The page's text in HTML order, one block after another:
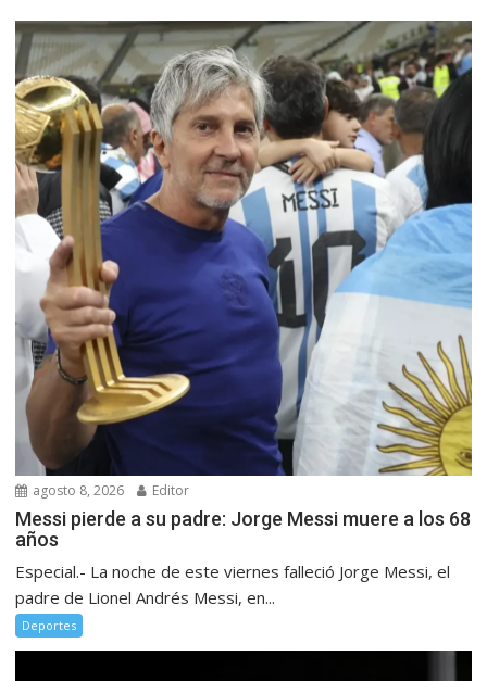
agosto 8, 2026 Editor
Messi pierde a su padre: Jorge Messi muere a los 68
años
Especial.- La noche de este viernes falleció Jorge Messi, el
padre de Lionel Andrés Messi, en...
Deportes